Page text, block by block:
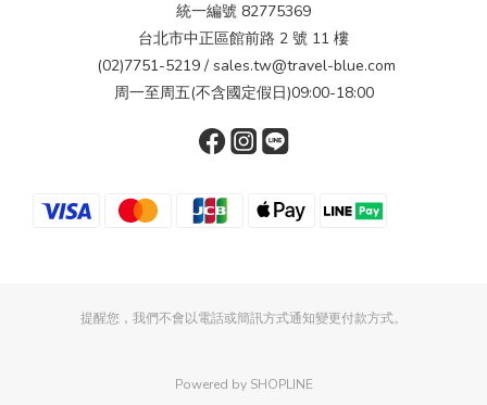
統一編號 82775369
台北市中正區館前路 2 號 11 樓
(02)7751-5219 / sales.tw@travel-blue.com
周一至周五(不含國定假日)09:00-18:00
提醒您，我們不會以電話或簡訊方式通知變更付款方式。
Powered by SHOPLINE